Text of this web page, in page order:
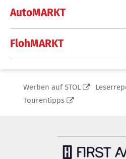
AutoMARKT
FlohMARKT
Werben auf STOL
Tourentipps